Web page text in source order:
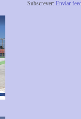
Subscrever: Enviar